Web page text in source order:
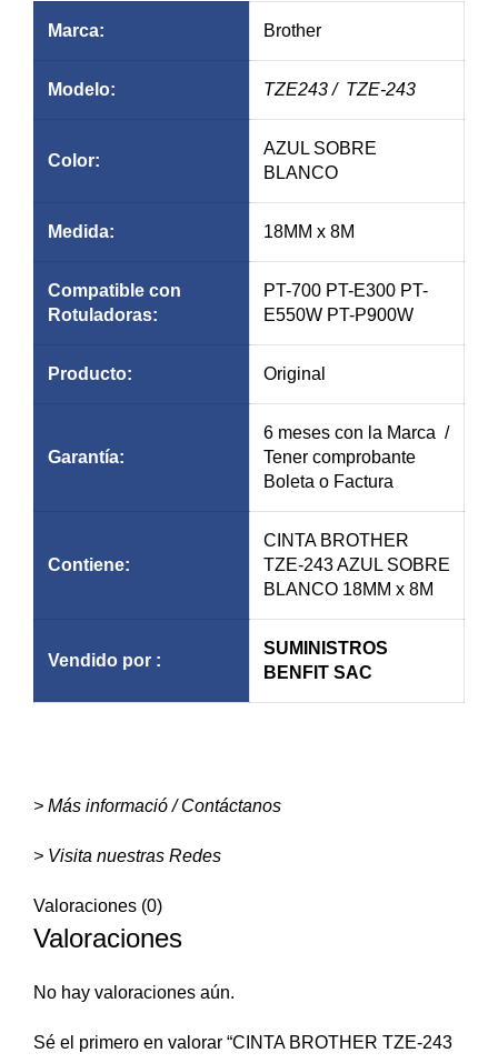
Marca: Brother
Modelo: TZE243/ TZE-243
Color:
AZUL SOBRE
BLANCO
Medida: 18MM x 8M
Compatible con
Rotuladoras:
PT-700 PT-E300 PT-
E550W PT-P900W
Producto: Original
Garantía:
6 meses con la Marca /
Tener comprobante
Boleta o Factura
Contiene:
CINTA BROTHER
TZE-243 AZUL SOBRE
BLANCO 18MM x 8M
Vendido por :
SUMINISTROS
BENFIT SAC
> Más informació / Contáctanos
> Visita nuestras Redes
Valoraciones (0)
Valoraciones
No hay valoraciones aún.
Sé el primero en valorar “CINTA BROTHER TZE-243